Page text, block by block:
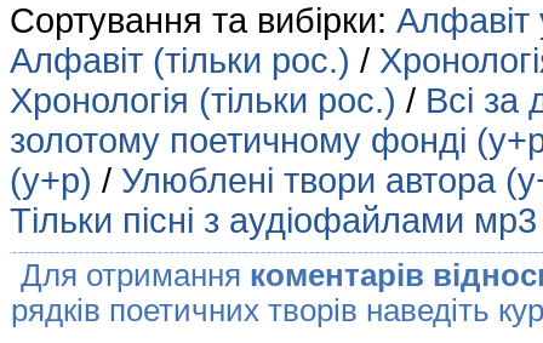
Сортування та вибірки: Алфавіт
Алфавіт (тільки рос.) /
Хронологія (тільки рос.) / Всі за
золотому поетичному фонді
(у+р) / Улюблені твори автора
Тільки пісні з аудіофайлами
Для отримання коментарів
рядків поетичних творів наведіть